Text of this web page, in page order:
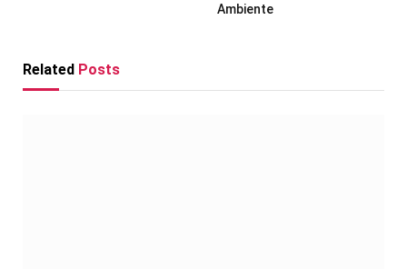
Ambiente
Related Posts